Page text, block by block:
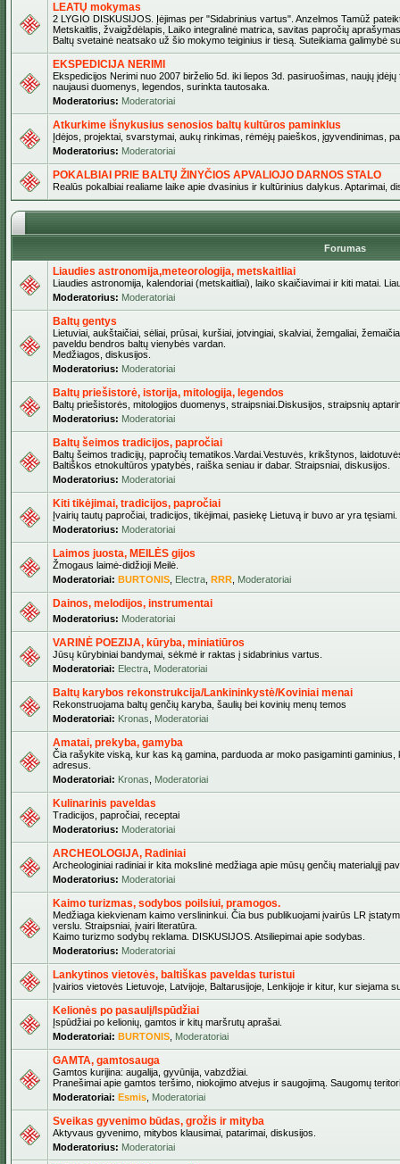
LEATŲ mokymas
2 LYGIO DISKUSIJOS. Įėjimas per "Sidabrinius vartus". Anzelmos Tamūž
Metskaitlis, žvaigždėlapis, Laiko integralinė matrica, savitas papročių
Baltų svetainė neatsako už šio mokymo teiginius ir tiesą. Suteikiama galimybė
EKSPEDICIJA NERIMI
Ekspedicijos Nerimi nuo 2007 birželio 5d. iki liepos 3d. pasiruošimas, naujų
naujausi duomenys, legendos, surinkta tautosaka.
Moderatorius: Moderatoriai
Atkurkime išnykusius senosios baltų kultūros paminklus
Įdėjos, projektai, svarstymai, aukų rinkimas, rėmėjų paieškos, įgyvendinimas,
Moderatorius: Moderatoriai
POKALBIAI PRIE BALTŲ ŽINYČIOS APVALIOJO DARNOS STALO
Realūs pokalbiai realiame laike apie dvasinius ir kultūrinius dalykus. Aptarimai,
Forumas
Liaudies astronomija,meteorologija, metskaitliai
Liaudies astronomija, kalendoriai (metskaitliai), laiko skaičiavimai ir kiti matai.
Moderatorius: Moderatoriai
Baltų gentys
Lietuviai, aukštaičiai, sėliai, prūsai, kuršiai, jotvingiai, skalviai, žemgaliai,
paveldu bendros baltų vienybės vardan.
Medžiagos, diskusijos.
Moderatorius: Moderatoriai
Baltų priešistorė, istorija, mitologija, legendos
Baltų priešistorės, mitologijos duomenys, straipsniai.Diskusijos, straipsnių
Moderatorius: Moderatoriai
Baltų šeimos tradicijos, papročiai
Baltų šeimos tradicijų, papročių tematikos.Vardai.Vestuvės, krikštynos,
Baltiškos etnokultūros ypatybės, raiška seniau ir dabar. Straipsniai, diskusijos.
Moderatorius: Moderatoriai
Kiti tikėjimai, tradicijos, papročiai
Įvairių tautų papročiai, tradicijos, tikėjimai, pasiekę Lietuvą ir buvo ar yra tęsiami.
Moderatorius: Moderatoriai
Laimos juosta, MEILĖS gijos
Žmogaus laimė-didžioji Meilė.
Moderatoriai: BURTONIS Electra RRR Moderatoriai
Dainos, melodijos, instrumentai
Moderatorius: Moderatoriai
VARINĖ POEZIJA, kūryba, miniatiūros
Jūsų kūrybiniai bandymai, sėkmė ir raktas į sidabrinius vartus.
Moderatoriai: Electra Moderatoriai
Baltų karybos rekonstrukcija/Lankininkystė/Koviniai menai
Rekonstruojama baltų genčių karyba, šaulių bei kovinių menų temos
Moderatoriai: Kronas Moderatoriai
Amatai, prekyba, gamyba
Čia rašykite viską, kur kas ką gamina, parduoda ar moko pasigaminti
adresus.
Moderatoriai: Kronas Moderatoriai
Kulinarinis paveldas
Tradicijos, papročiai, receptai
Moderatorius: Moderatoriai
ARCHEOLOGIJA, Radiniai
Archeologiniai radiniai ir kita mokslinė medžiaga apie mūsų genčių materialųjį
Moderatorius: Moderatoriai
Kaimo turizmas, sodybos poilsiui, pramogos.
Medžiaga kiekvienam kaimo verslininkui. Čia bus publikuojami įvairūs LR
verslu. Straipsniai, įvairi literatūra.
Kaimo turizmo sodybų reklama. DISKUSIJOS. Atsiliepimai apie sodybas.
Moderatorius: Moderatoriai
Lankytinos vietovės, baltiškas paveldas turistui
Įvairios vietovės Lietuvoje, Latvijoje, Baltarusijoje, Lenkijoje ir kitur, kur siejama
Kelionės po pasaulį/Ispūdžiai
Įspūdžiai po kelionių, gamtos ir kitų maršrutų aprašai.
Moderatoriai: BURTONIS Moderatoriai
GAMTA, gamtosauga
Gamtos kurijina: augalija, gyvūnija, vabzdžiai.
Pranešimai apie gamtos teršimo, niokojimo atvejus ir saugojimą. Saugomų
Moderatoriai: Esmis Moderatoriai
Sveikas gyvenimo būdas, grožis ir mityba
Aktyvaus gyvenimo, mitybos klausimai, patarimai, diskusijos.
Moderatorius: Moderatoriai